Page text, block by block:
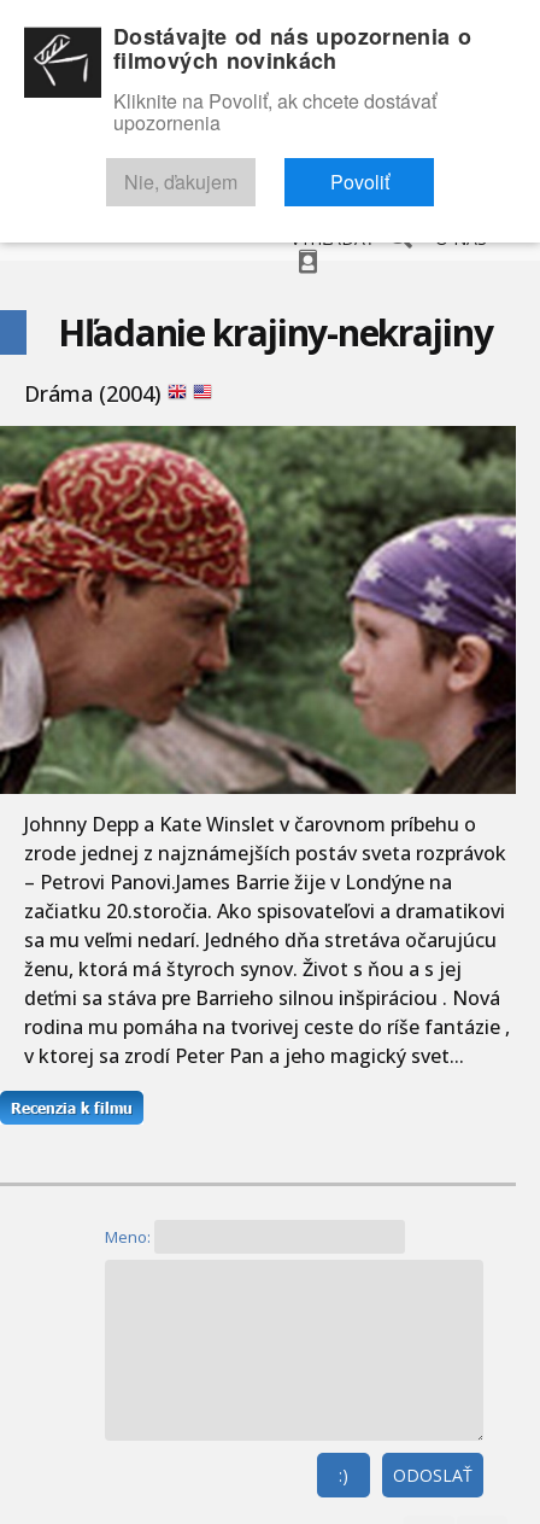
RECENZIE TRAILERY FILMOVÁ DATABÁZA
VYHĽADAŤ O NÁS
Hľadanie krajiny-nekrajiny
Dráma (2004)
Johnny Depp a Kate Winslet v čarovnom príbehu o
zrode jednej z najznámejších postáv sveta rozprávok
– Petrovi Panovi.James Barrie žije v Londýne na
začiatku 20.storočia. Ako spisovateľovi a dramatikovi
sa mu veľmi nedarí. Jedného dňa stretáva očarujúcu
ženu, ktorá má štyroch synov. Život s ňou a s jej
deťmi sa stáva pre Barrieho silnou inšpiráciou . Nová
rodina mu pomáha na tvorivej ceste do ríše fantázie ,
v ktorej sa zrodí Peter Pan a jeho magický svet...
Meno:
ODOSLAŤ
:)
Dostávajte od nás upozornenia o
filmových novinkách
Kliknite na Povoliť, ak chcete dostávať
upozornenia
Nie, ďakujem Povoliť